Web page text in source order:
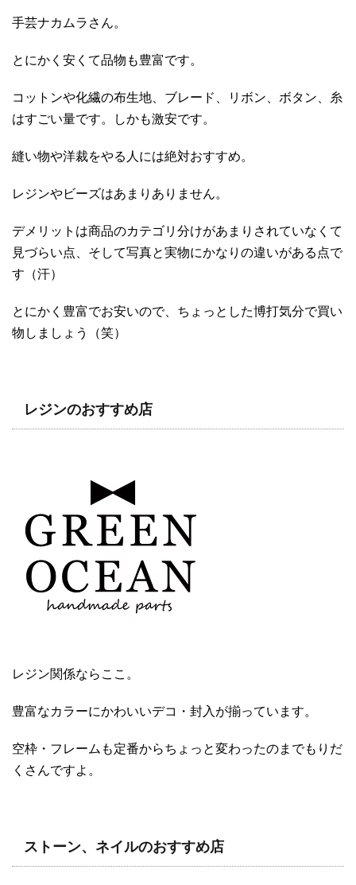
手芸ナカムラさん。
とにかく安くて品物も豊富です。
コットンや化繊の布生地、ブレード、リボン、ボタン、糸
はすごい量です。しかも激安です。
縫い物や洋裁をやる人には絶対おすすめ。
レジンやビーズはあまりありません。
デメリットは商品のカテゴリ分けがあまりされていなくて
見づらい点、そして写真と実物にかなりの違いがある点で
す（汗）
とにかく豊富でお安いので、ちょっとした博打気分で買い
物しましょう（笑）
レジンのおすすめ店
レジン関係ならここ。
豊富なカラーにかわいいデコ・封入が揃っています。
空枠・フレームも定番からちょっと変わったのまでもりだ
くさんですよ。
ストーン、ネイルのおすすめ店